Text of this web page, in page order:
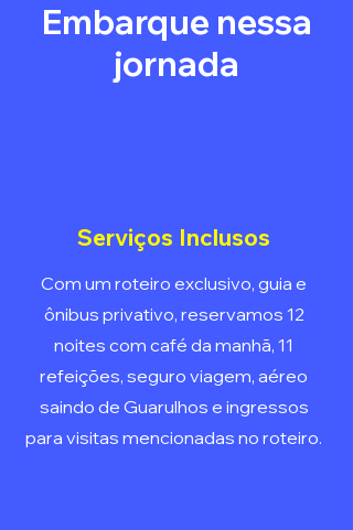
Embarque nessa
jornada
Serviços Inclusos
Com um roteiro exclusivo, guia e
ônibus privativo, reservamos 12
noites com café da manhã, 11
refeições, seguro viagem, aéreo
saindo de Guarulhos e ingressos
para visitas mencionadas no roteiro.